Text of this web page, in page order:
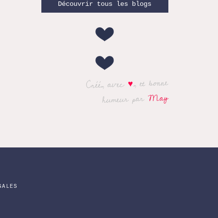
Découvrir tous les blogs
Créé, avec♥, et bonne
humeur parMay